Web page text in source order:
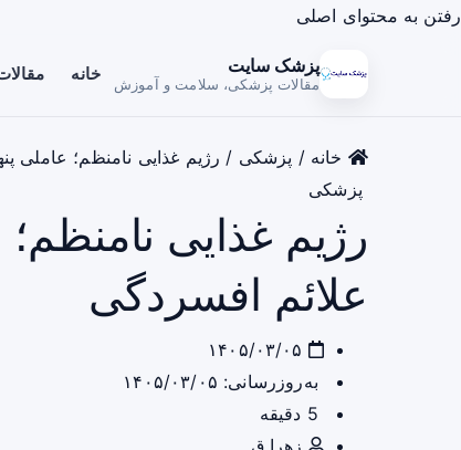
رفتن به محتوای اصلی
پزشک سایت
مقالات پزشکی، سلامت و آموزش خانه
خانه / پزشکی / رژیم غذایی نامنظم؛ عاملی
پزشکی
رژیم غذایی
علائم افسردگی
به‌روزرسانی: ۱۴۰۵/۰۳/۰۵
زهرا ق